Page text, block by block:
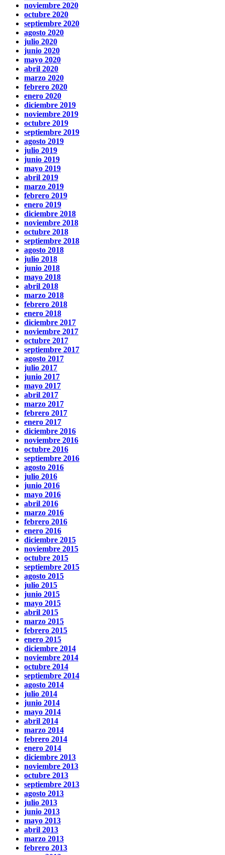
noviembre 2020
octubre 2020
septiembre 2020
agosto 2020
julio 2020
junio 2020
mayo 2020
abril 2020
marzo 2020
febrero 2020
enero 2020
diciembre 2019
noviembre 2019
octubre 2019
septiembre 2019
agosto 2019
julio 2019
junio 2019
mayo 2019
abril 2019
marzo 2019
febrero 2019
enero 2019
diciembre 2018
noviembre 2018
octubre 2018
septiembre 2018
agosto 2018
julio 2018
junio 2018
mayo 2018
abril 2018
marzo 2018
febrero 2018
enero 2018
diciembre 2017
noviembre 2017
octubre 2017
septiembre 2017
agosto 2017
julio 2017
junio 2017
mayo 2017
abril 2017
marzo 2017
febrero 2017
enero 2017
diciembre 2016
noviembre 2016
octubre 2016
septiembre 2016
agosto 2016
julio 2016
junio 2016
mayo 2016
abril 2016
marzo 2016
febrero 2016
enero 2016
diciembre 2015
noviembre 2015
octubre 2015
septiembre 2015
agosto 2015
julio 2015
junio 2015
mayo 2015
abril 2015
marzo 2015
febrero 2015
enero 2015
diciembre 2014
noviembre 2014
octubre 2014
septiembre 2014
agosto 2014
julio 2014
junio 2014
mayo 2014
abril 2014
marzo 2014
febrero 2014
enero 2014
diciembre 2013
noviembre 2013
octubre 2013
septiembre 2013
agosto 2013
julio 2013
junio 2013
mayo 2013
abril 2013
marzo 2013
febrero 2013